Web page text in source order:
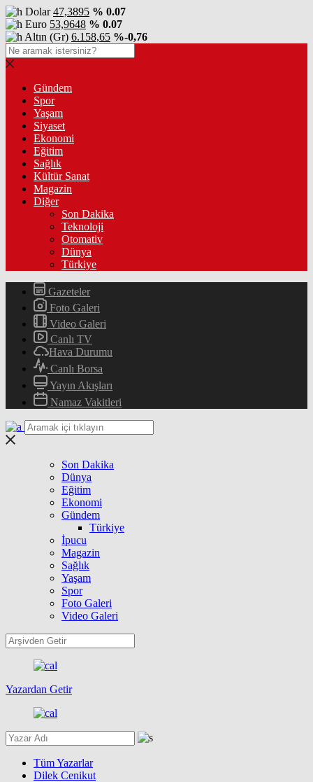
Dolar47,3895 % 0.07
Euro 53,9648 % 0.07
Altın (Gr) 6.158,65 %-0,76
Gündem
Spor
Yaşam
Siyaset
Ekonomi
Eğitim
Sağlık
Kültür Sanat
Magazin
Diğer
Son Dakika
Teknoloji
Otomativ
Dünya
Türkiye
Gazeteler
Foto Galeri
Video Galeri
Canlı TV
Hava Durumu
Canlı Borsa
Yayın Akışları
Namaz Vakitleri
Son Dakika
Dünya
Eğitim
Ekonomi
Gündem
Türkiye
İpucu
Magazin
Sağlık
Yaşam
Spor
Foto Galeri
Video Galeri
Yazardan Getir
Tüm Yazarlar
Dilek Cenikut